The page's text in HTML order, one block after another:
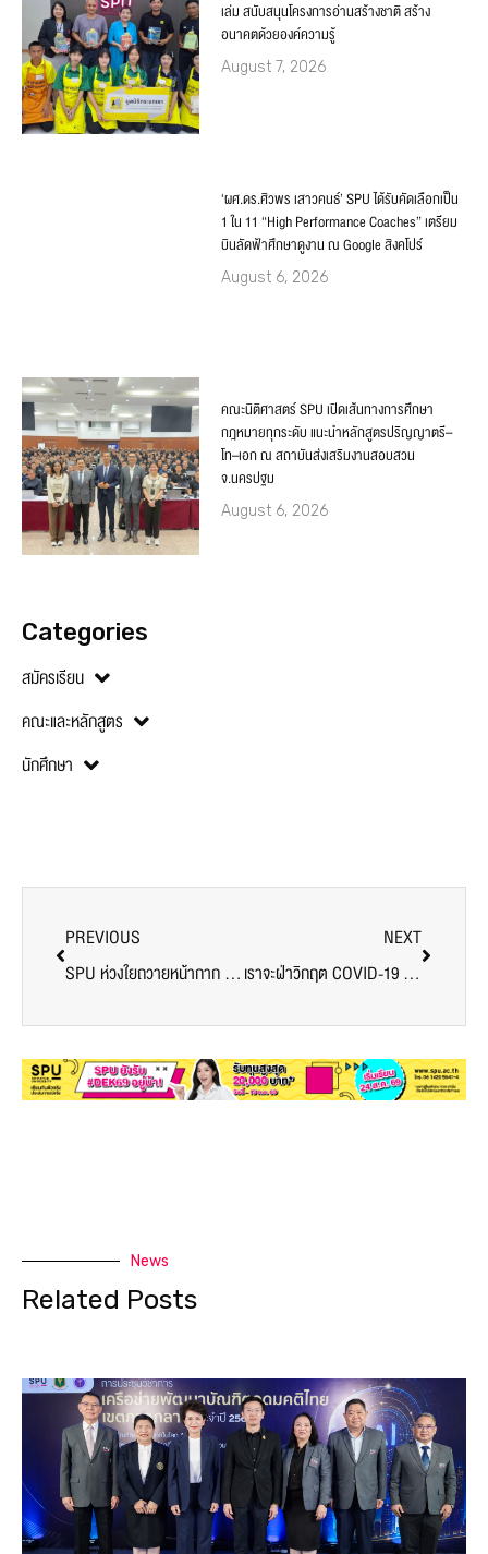
เล่ม สนับสนุนโครงการอ่านสร้างชาติ สร้าง
อนาคตด้วยองค์ความรู้
August 7, 2026
‘ผศ.ดร.ศิวพร เสาวคนธ์’ SPU ได้รับคัดเลือกเป็น
1 ใน 11 “High Performance Coaches” เตรียม
บินลัดฟ้าศึกษาดูงาน ณ Google สิงคโปร์
August 6, 2026
คณะนิติศาสตร์ SPU เปิดเส้นทางการศึกษา
กฎหมายทุกระดับ แนะนำหลักสูตรปริญญาตรี–
โท–เอก ณ สถาบันส่งเสริมงานสอบสวน
จ.นครปฐม
August 6, 2026
Categories
สมัครเรียน
คณะและหลักสูตร
นักศึกษา
PREVIOUS
NEXT
News
Related Posts